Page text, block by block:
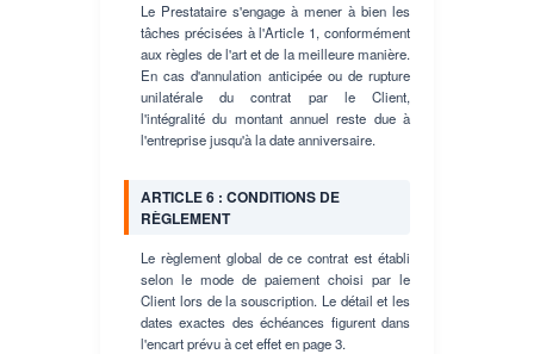
Le Prestataire s'engage à mener à bien les
tâches précisées à l'Article 1, conformément
aux règles de l'art et de la meilleure manière.
En cas d'annulation anticipée ou de rupture
unilatérale du contrat par le Client,
l'intégralité du montant annuel reste due à
l'entreprise jusqu'à la date anniversaire.
ARTICLE 6 : CONDITIONS DE
RÈGLEMENT
Le règlement global de ce contrat est établi
selon le mode de paiement choisi par le
Client lors de la souscription. Le détail et les
dates exactes des échéances figurent dans
l'encart prévu à cet effet en page 3.